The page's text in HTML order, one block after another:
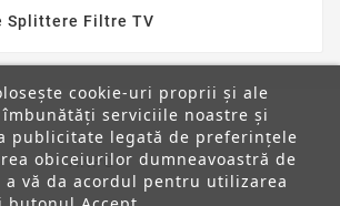
Splittere Filtre TV
ANPC
cookie-uri proprii și ale
serviciile noastre și
publicitate legată de preferințele
obiceiurilor dumneavoastră de
a vă da acordul pentru utilizarea